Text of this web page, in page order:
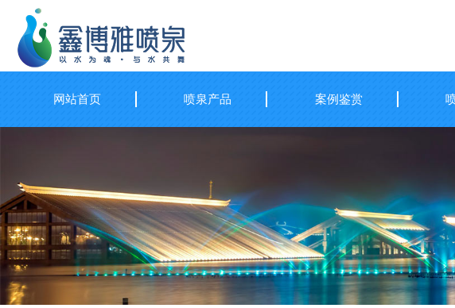
网站首页 喷泉产品 案例鉴赏